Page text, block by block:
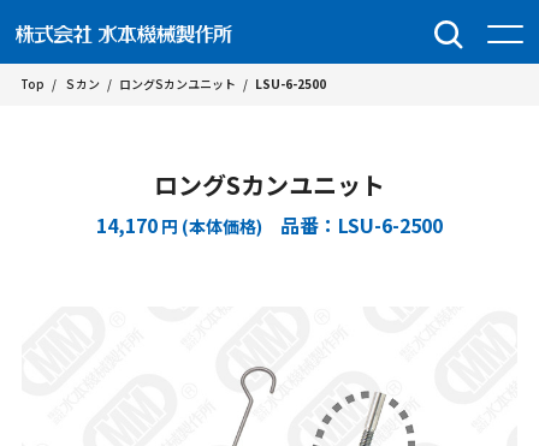
Top / Ｓカン / ロングSカンユニット / LSU-6-2500
ロングSカンユニット
14,170 円 (本体価格) 品番：LSU-6-2500